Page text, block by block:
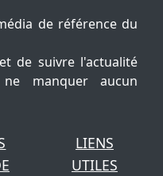
de référence du
de suivre l'actualité
manquer aucun
LIENS
UTILES